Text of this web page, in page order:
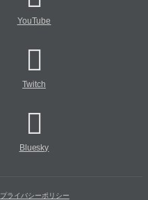
YouTube
Twitch
Bluesky
プライバシーポリシー